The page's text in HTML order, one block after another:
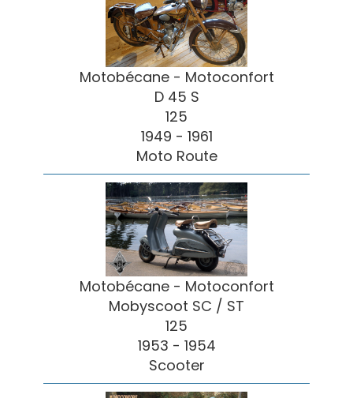
Motobécane - Motoconfort
D 45 S
125
1949 - 1961
Moto Route
Motobécane - Motoconfort
Mobyscoot SC / ST
125
1953 - 1954
Scooter